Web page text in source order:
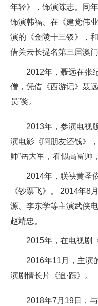
年轻》，饰演陈志。同
饰演韩福、在《建党伟
演的《金陵十三钗》，
借关云长提名第三届澳门
2012年，聂远在张
僧，凭借《西游记》聂
员”奖。
2013年，参演电视
演电影《啊朋友还钱》
师”岳大军，看似高富帅
2014年，联袂黄圣
《钞票飞》。 2014年8
源、李东学等主演武侠
赵靖忠。
2015年，在电视剧
2016年11月，主演
演剧情长片《追·踪》。
2018年7月19日，